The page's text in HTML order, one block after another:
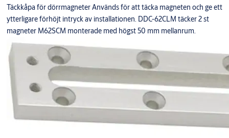
Täckkåpa för dörrmagneter Används för att täcka magneten och ge ett
ytterligare förhöjt intryck av installationen. DDC-62CLM täcker 2 st
magneter M62SCM monterade med högst 50 mm mellanrum.